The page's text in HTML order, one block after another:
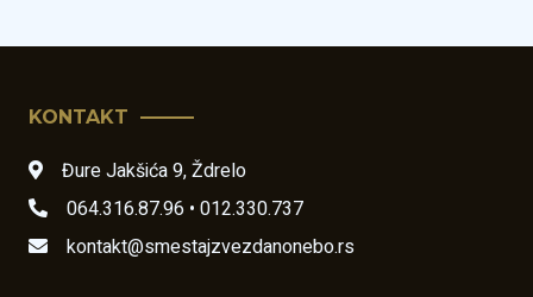
KONTAKT
Đure Jakšića 9,Ždrelo
064.316.87.96 • 012.330.737
kontakt@smestajzvezdanonebo.rs